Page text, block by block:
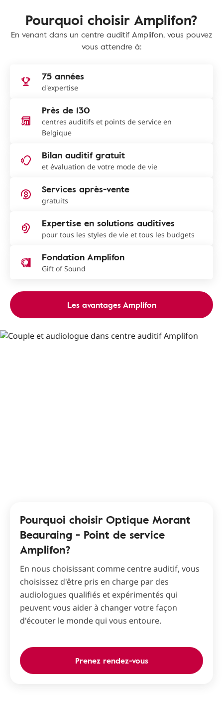
Pourquoi choisir Amplifon?
En venant dans un centre auditif Amplifon, vous pouvez
vous attendre à:
75 années
d'expertise
Près de 130
centres auditifs et points de service en
Belgique
Bilan auditif gratuit
et évaluation de votre mode de vie
Services après-vente
gratuits
Expertise en solutions auditives
pour tous les styles de vie et tous les budgets
Fondation Amplifon
Gift of Sound
Les avantages Amplifon
Pourquoi choisir Optique Morant
Beauraing - Point de service
Amplifon?
En nous choisissant comme centre auditif, vous
choisissez d'être pris en charge par des
audiologues qualifiés et expérimentés qui
peuvent vous aider à changer votre façon
d'écouter le monde qui vous entoure.
Prenez rendez-vous